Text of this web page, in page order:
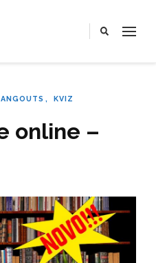
Centar Split
stranica LGBT centra Split, Croatia
KVIZ
online –